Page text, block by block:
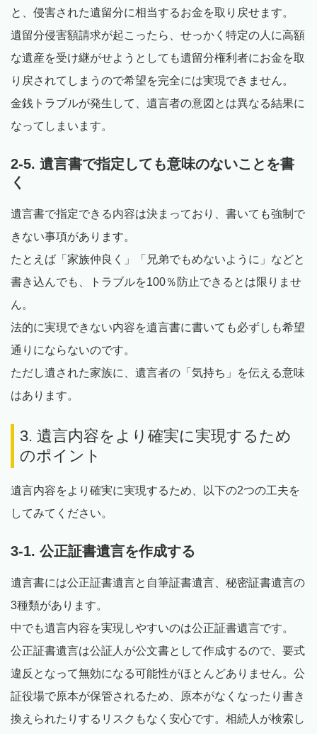
と、侵害された遺留分に相当するお金を取り戻せます。
遺留分侵害額請求が起こったら、せっかく特定の人に高額
な遺産を受け継がせようとしても遺留分権利者にお金を取
り戻されてしまうので希望を完全には実現できません。
金銭トラブルが発生して、遺言者の意図とは異なる結果に
なってしまいます。
2-5. 遺言書で指定しても意味のないことを書
く
遺言書で指定できる内容は決まっており、書いても強制で
きない事項があります。
たとえば「家族仲良く」「兄弟でもめないように」などと
書き込んでも、トラブルを100％防止できるとは限りませ
ん。
法的に実現できない内容を遺言書に書いても必ずしも希望
通りにならないのです。
ただし遺された家族に、遺言者の「気持ち」を伝える意味
はあります。
3. 遺言内容をより確実に実現するため
のポイント
遺言内容をより確実に実現するため、以下の2つの工夫を
してみてください。
3-1. 公正証書遺言を作成する
遺言書には公正証書遺言と自筆証書遺言、秘密証書遺言の
3種類があります。
中でも遺言内容を実現しやすいのは公正証書遺言です。
公正証書遺言は公証人が公文書として作成するので、要式
違反となって無効になる可能性がほとんどありません。公
証役場で原本が保管されるため、原本がなくなったり書き
換えられたりするリスクもなく安心です。相続人が検索し